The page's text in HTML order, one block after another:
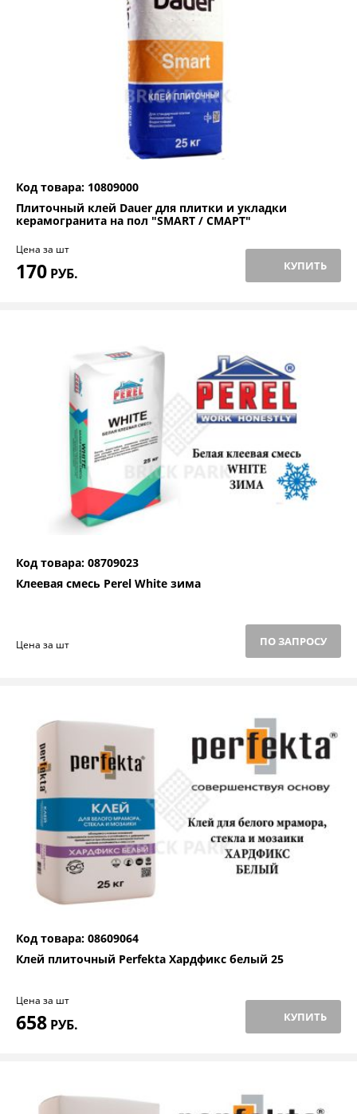
Код товара: 10809000
Плиточный клей Dauer для плитки и укладки
керамогранита на пол "SMART / СМАРТ"
Цена за шт
170 РУБ. КУПИТЬ
Код товара: 08709023
Клеевая смесь Perel White зима
Цена за шт ПО ЗАПРОСУ
Код товара: 08609064
Клей плиточный Perfekta Хардфикс белый 25
Цена за шт
658 РУБ. КУПИТЬ